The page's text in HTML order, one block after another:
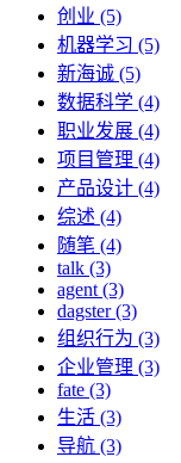
创业 (5)
机器学习 (5)
新海诚 (5)
数据科学 (4)
职业发展 (4)
项目管理 (4)
产品设计 (4)
综述 (4)
随笔 (4)
talk (3)
agent (3)
dagster (3)
组织行为 (3)
企业管理 (3)
fate (3)
生活 (3)
导航 (3)